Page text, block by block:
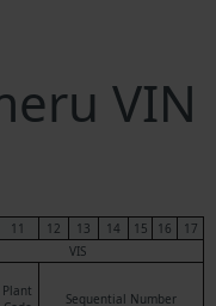
VIN
11 12 13 14 15 16
17
VIS
Plant
Sequential Number